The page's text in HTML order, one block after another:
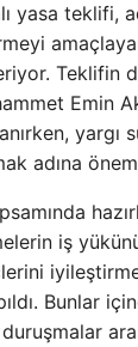
yasa teklifi,
Teklifin
Emin
yargı
adına
iş
Bunlar